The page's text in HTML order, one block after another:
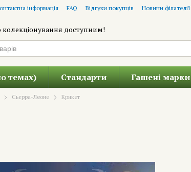
інформація FAQ Відгуки покупців Новини філателії
доступним!
темах) Стандарти Гашені марки
Сьєрра-Леоне Крикет